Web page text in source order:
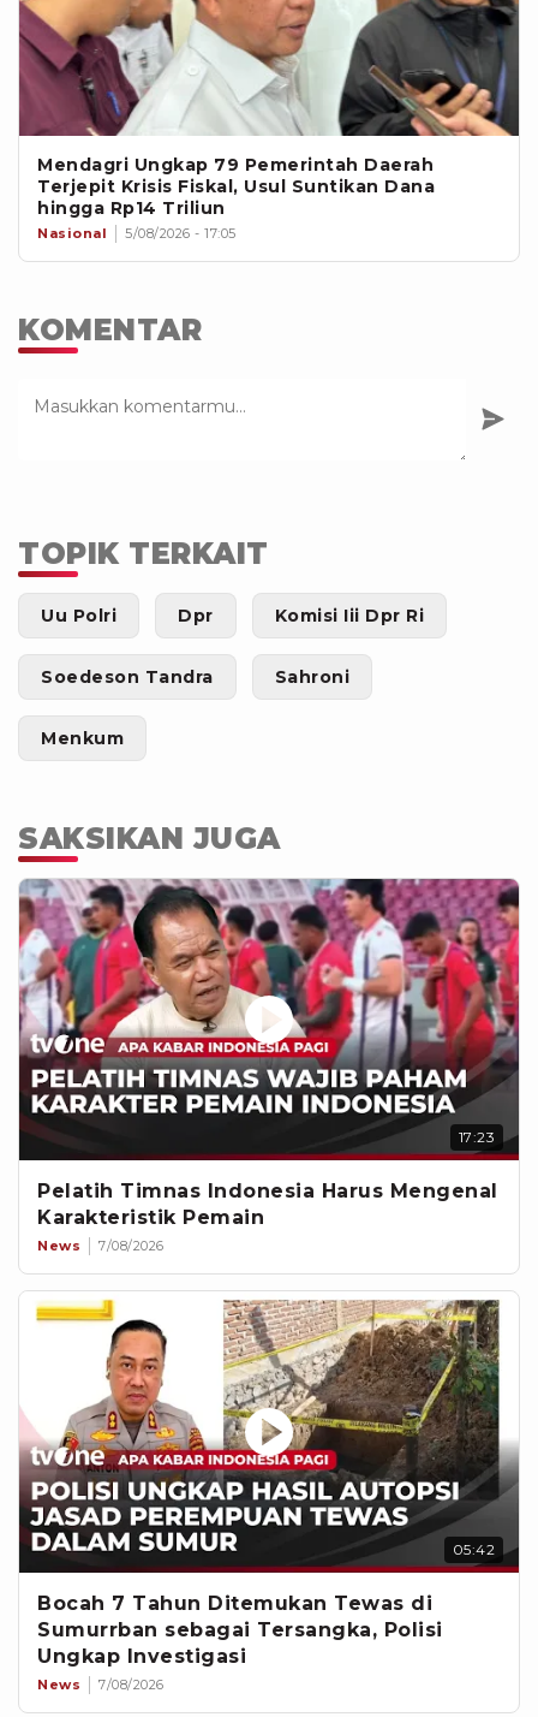
Mendagri Ungkap 79 Pemerintah Daerah
Terjepit Krisis Fiskal, Usul Suntikan Dana
hingga Rp14 Triliun
Nasional 5/08/2026 - 17:05
KOMENTAR
TOPIK TERKAIT
Uu Polri Dpr Komisi Iii Dpr Ri
Soedeson Tandra Sahroni
Menkum
SAKSIKAN JUGA
17:23
Pelatih Timnas Indonesia Harus Mengenal
Karakteristik Pemain
News 7/08/2026
05:42
Bocah 7 Tahun Ditemukan Tewas di
Sumurrban sebagai Tersangka, Polisi
Ungkap Investigasi
News 7/08/2026